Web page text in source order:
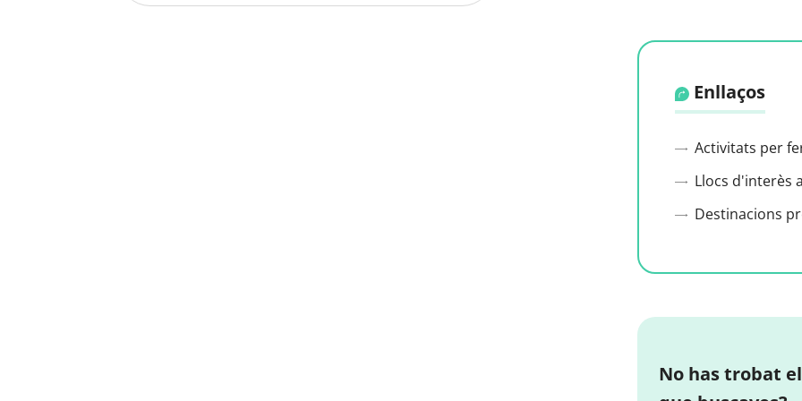
Enllaços
Activitats per
Llocs d'interès
Destinacions
No has trobat el